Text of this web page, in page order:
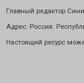
Главный редактор
Адрес: Россия.
Настоящий ресурс